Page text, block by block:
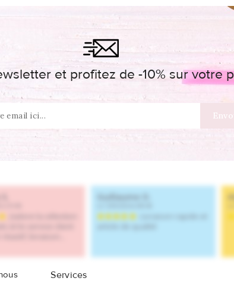
et profitez de -10% sur votre
Services